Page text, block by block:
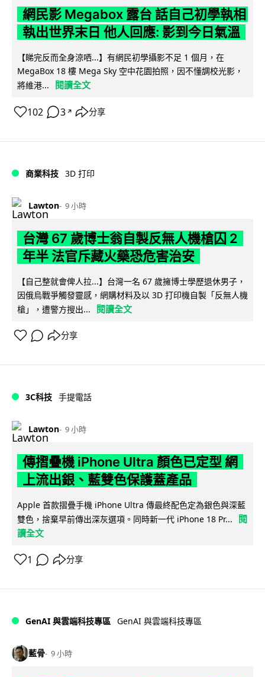
網民影 Megabox 露台 話自己初學執相
執出世界末日 他人回應: 影到今日氣溫
【睇完反而全身涼哂...】有網民初學攝影不足 1 個月，在
MegaBox 18 樓 Mega Sky 空中花園拍照，因不懂調校光影，
將維港...
閱讀全文
102 3 ↗ 分享
商業科技 3D 打印
Lawton 9 小時
台灣 67 歲博士翁自製反無人機槍囚 2
年半 法官斥藏火藥恐危害治安
【自己整就會俾人拉...】台灣一名 67 歲擁博士學歷退休男子，
因俄烏戰爭觸發靈感，網購材料及以 3D 打印機自製「反無人機
槍」，遭警方搜出...
閱讀全文
分享
3C科技 手提電話
Lawton 9 小時
傳摺疊機 iPhone Ultra 顏色已定型 網
上流出銀、藍雙色保護蓋產品
Apple 首款摺疊手機 iPhone Ultra 傳最終配色定為銀色與深藍
雙色，捨棄早前傳出深灰選項。同時新一代 iPhone 18 Pr...
閱
讀全文
1 分享
GenAI 與雲端科技專區 GenAI 與雲端科技專區
藍骨 9 小時